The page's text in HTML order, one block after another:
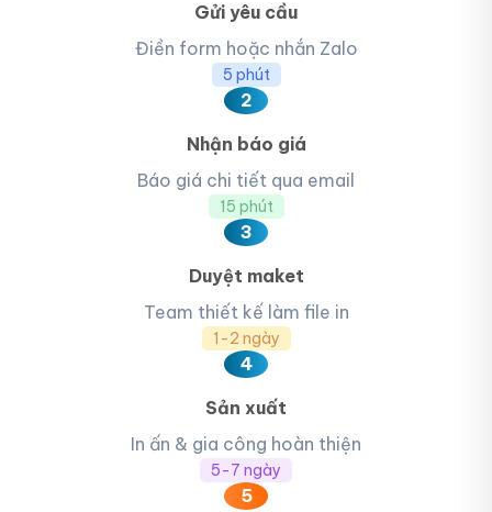
Gửi yêu cầu
Điền form hoặc nhắn Zalo
5 phút
2
Nhận báo giá
Báo giá chi tiết qua email
15 phút
3
Duyệt maket
Team thiết kế làm file in
1-2 ngày
4
Sản xuất
In ấn & gia công hoàn thiện
5-7 ngày
5